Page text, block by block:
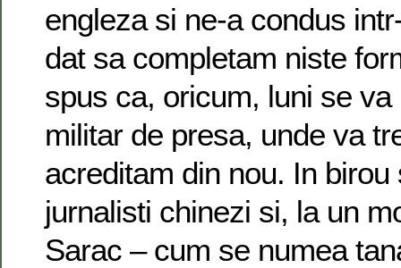
engleza si ne-a condus
dat sa completam niste
spus ca, oricum, luni se
militar de presa, unde va
acreditam din nou. In
jurnalisti chinezi si, la un
Sarac – cum se numea